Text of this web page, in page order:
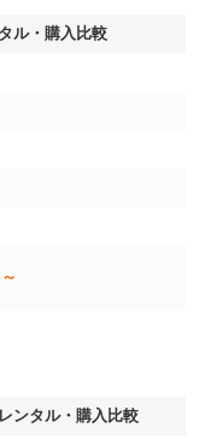
ル・購入比較
ンタル・購入比較